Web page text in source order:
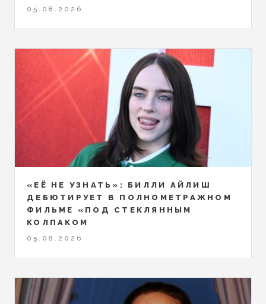
05.08.2026
«ЕЁ НЕ УЗНАТЬ»: БИЛЛИ АЙЛИШ
ДЕБЮТИРУЕТ В ПОЛНОМЕТРАЖНОМ
ФИЛЬМЕ «ПОД СТЕКЛЯННЫМ
КОЛПАКОМ
05.08.2026